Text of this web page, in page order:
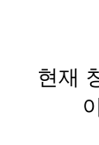
현재